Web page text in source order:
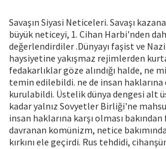
Savaşın Siyasi Neticeleri. Savaşı
büyük neticeyi, 1. Cihan Harbi'nden
değerlendirdiler .Dünyayı faşist ve
haysiyetine yakışmaz rejimlerden
fedakarlıklar göze alındığı halde, ne
temin edilebildi. ne de insan haklarına
kurulabildi. Üstelik dünya dengesi alt
kadar yalnız Sovyetler Birliği'ne
insan haklarına karşı olması
davranan komünizm, netice
kırkını ele geçirdi. Rus tehdidi,